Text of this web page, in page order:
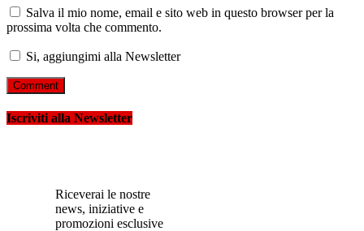
Salva il mio nome, email e sito web in questo browser per la
prossima volta che commento.
Si, aggiungimi alla Newsletter
Iscriviti alla Newsletter
Riceverai le nostre
news, iniziative e
promozioni esclusive